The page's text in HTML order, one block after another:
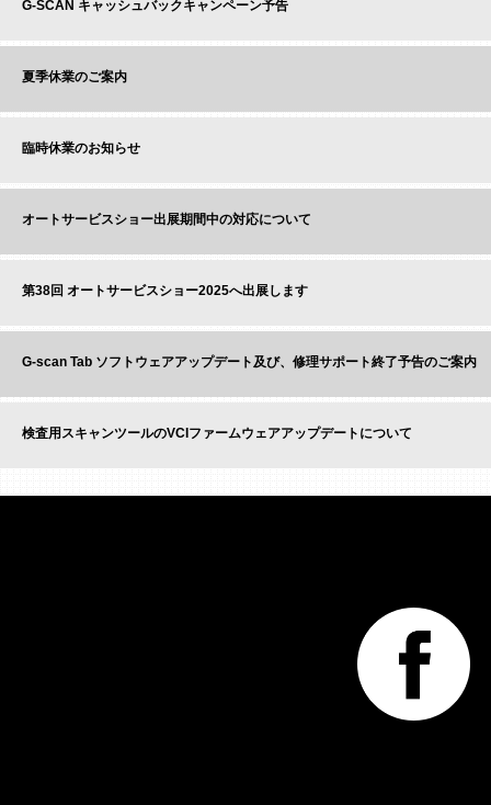
G-SCAN キャッシュバックキャンペーン予告
夏季休業のご案内
臨時休業のお知らせ
オートサービスショー出展期間中の対応について
第38回 オートサービスショー2025へ出展します
G-scan Tab ソフトウェアアップデート及び、修理サポート終了予告のご案内
検査用スキャンツールのVCIファームウェアアップデートについて